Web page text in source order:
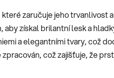
zaručuje jeho trvanlivost
získal brilantní lesk a
a elegantními tvary, což
což zajišťuje, že